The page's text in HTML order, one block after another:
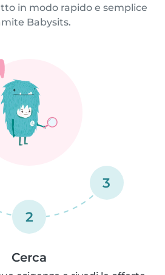
in modo rapido e semplice
Babysits.
2
3
Cerca